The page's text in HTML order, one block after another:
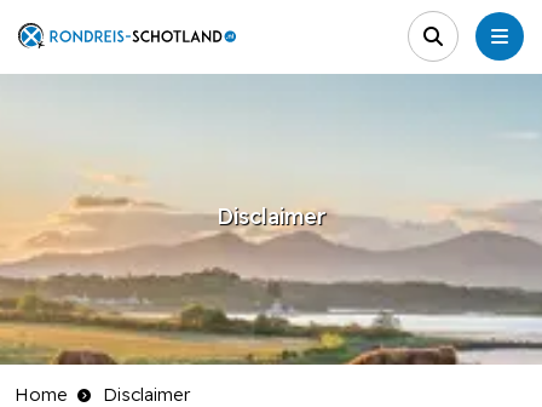
Disclaimer
Home Disclaimer